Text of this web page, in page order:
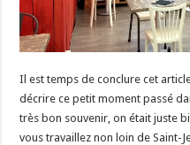
Il est temps de conclure cet
décrire ce petit moment passé
très bon souvenir, on était juste
vous travaillez non loin de Saint-